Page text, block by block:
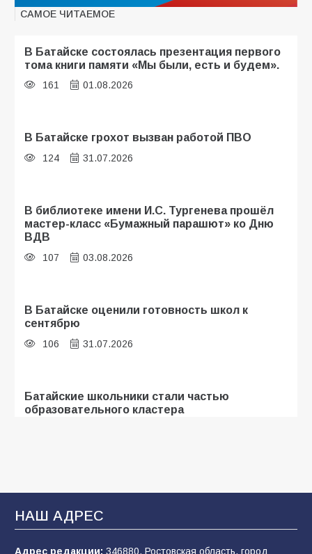
САМОЕ ЧИТАЕМОЕ
В Батайске состоялась презентация первого
тома книги памяти «Мы были, есть и будем».
161 01.08.2026
В Батайске грохот вызван работой ПВО
124 31.07.2026
В библиотеке имени И.С. Тургенева прошёл
мастер-класс «Бумажный парашют» ко Дню
ВДВ
107 03.08.2026
В Батайске оценили готовность школ к
сентябрю
106 31.07.2026
Батайские школьники стали частью
образовательного кластера
деле происходит в армии России в августе
2026 года
101 03.08.2026
НАШ АДРЕС
Адрес редакции: 346880, Ростовская область, город